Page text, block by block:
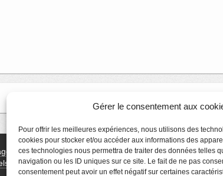
Gérer le consentement aux
Pour offrir les meilleures expériences, nous utilisons des
cookies pour stocker et/ou accéder aux informations des
ces technologies nous permettra de traiter des données telles
navigation ou les ID uniques sur ce site. Le fait de ne pas
consentement peut avoir un effet négatif sur certaines
des